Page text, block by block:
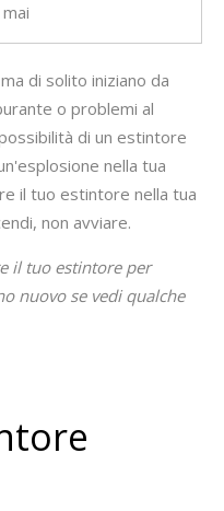
di solito iniziano da
o problemi al
di un estintore
nella tua
il tuo estintore nella tua
non avviare.
il tuo estintore per
nuovo se vedi qualche